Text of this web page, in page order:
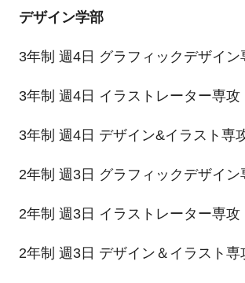
デザイン学部
3年制 週4日 グラフィックデザイン
3年制 週4日 イラストレーター専攻
3年制 週4日 デザイン&イラスト専
2年制 週3日 グラフィックデザイン
2年制 週3日 イラストレーター専攻
2年制 週3日 デザイン＆イラスト専